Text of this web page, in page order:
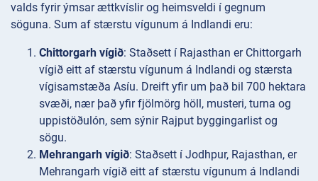
valds fyrir ýmsar ættkvíslir og heimsveldi í gegnum
söguna. Sum af stærstu vígunum á Indlandi eru:
Chittorgarh vígið: Staðsett í Rajasthan er Chittorgarh
vígið eitt af stærstu vígunum á Indlandi og stærsta
vígisamstæða Asíu. Dreift yfir um það bil 700 hektara
svæði, nær það yfir fjölmörg höll, musteri, turna og
uppistöðulón, sem sýnir Rajput byggingarlist og
sögu.
Mehrangarh vígið: Staðsett í Jodhpur, Rajasthan, er
Mehrangarh vígið eitt af stærstu vígunum á Indlandi